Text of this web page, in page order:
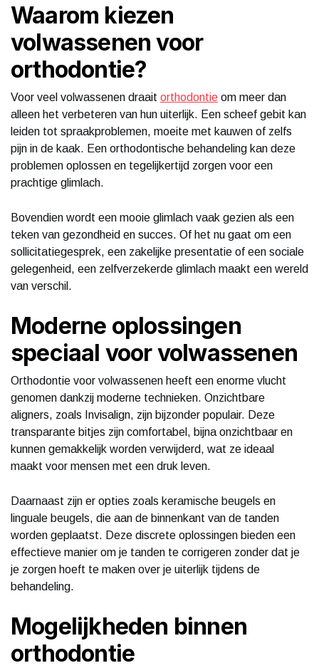
Waarom kiezen
volwassenen voor
orthodontie?
Voor veel volwassenen draait orthodontie om meer dan
alleen het verbeteren van hun uiterlijk. Een scheef gebit kan
leiden tot spraakproblemen, moeite met kauwen of zelfs
pijn in de kaak. Een orthodontische behandeling kan deze
problemen oplossen en tegelijkertijd zorgen voor een
prachtige glimlach.
Bovendien wordt een mooie glimlach vaak gezien als een
teken van gezondheid en succes. Of het nu gaat om een
sollicitatiegesprek, een zakelijke presentatie of een sociale
gelegenheid, een zelfverzekerde glimlach maakt een wereld
van verschil.
Moderne oplossingen
speciaal voor volwassenen
Orthodontie voor volwassenen heeft een enorme vlucht
genomen dankzij moderne technieken. Onzichtbare
aligners, zoals Invisalign, zijn bijzonder populair. Deze
transparante bitjes zijn comfortabel, bijna onzichtbaar en
kunnen gemakkelijk worden verwijderd, wat ze ideaal
maakt voor mensen met een druk leven.
Daarnaast zijn er opties zoals keramische beugels en
linguale beugels, die aan de binnenkant van de tanden
worden geplaatst. Deze discrete oplossingen bieden een
effectieve manier om je tanden te corrigeren zonder dat je
je zorgen hoeft te maken over je uiterlijk tijdens de
behandeling.
Mogelijkheden binnen
orthodontie